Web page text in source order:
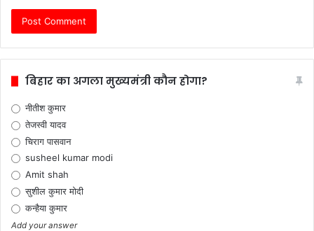
बिहार का अगला मुख्यमंत्री कौन होगा?
नीतीश कुमार
तेजस्वी यादव
चिराग पासवान
susheel kumar modi
Amit shah
सुशील कुमार मोदी
कन्हैया कुमार
Add your answer